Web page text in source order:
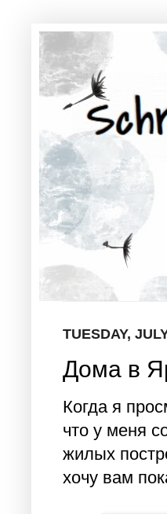
TUESDAY,
Дома в
Когда я
что у меня
жилых
хочу вам